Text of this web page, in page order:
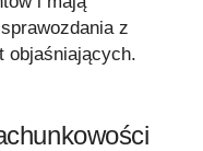
z
objaśniających.